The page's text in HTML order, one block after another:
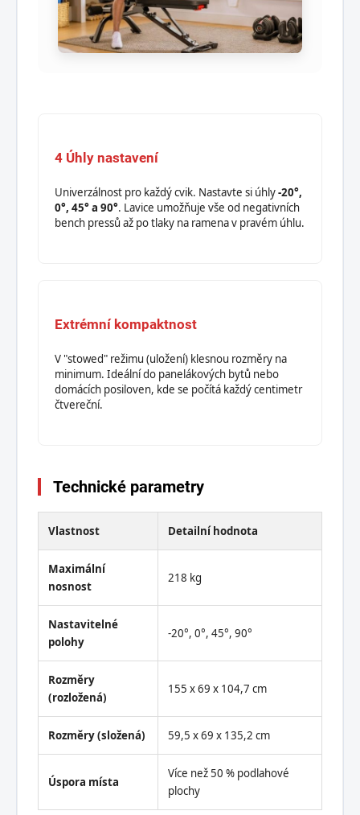
4 Úhly nastavení
Univerzálnost pro každý cvik. Nastavte si úhly-20°,
0°, 45° a 90°. Lavice umožňuje vše od negativních
bench pressů až po tlaky na ramena v pravém úhlu.
Extrémní kompaktnost
V "stowed" režimu (uložení) klesnou rozměry na
minimum. Ideální do panelákových bytů nebo
domácích posiloven, kde se počítá každý centimetr
čtvereční.
Technické parametry
Vlastnost Detailní hodnota
Maximální
nosnost
218 kg
Nastavitelné
polohy
-20°, 0°, 45°, 90°
Rozměry
(rozložená)
155 x 69 x 104,7 cm
Rozměry (složená) 59,5 x 69 x 135,2 cm
Úspora místa
Více než 50 % podlahové
plochy